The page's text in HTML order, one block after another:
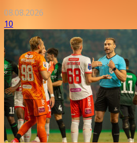
08.08.2026
10